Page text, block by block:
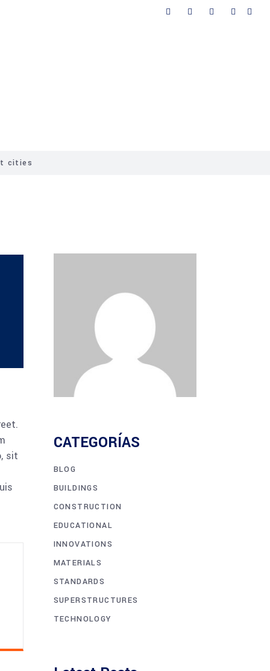
cities
sit
CATEGORÍAS
BLOG
BUILDINGS
CONSTRUCTION
EDUCATIONAL
INNOVATIONS
MATERIALS
STANDARDS
SUPERSTRUCTURES
TECHNOLOGY